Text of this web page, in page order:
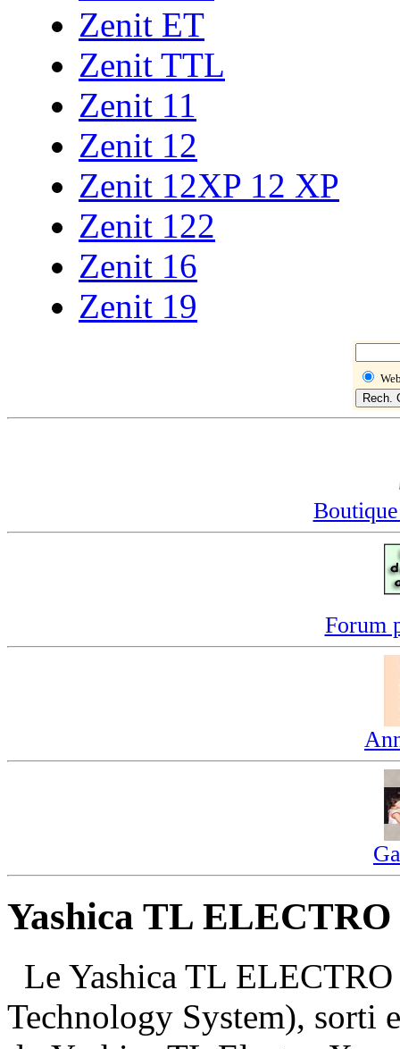
Zenit ET
Zenit TTL
Zenit 11
Zenit 12
Zenit 12XP 12 XP
Zenit 122
Zenit 16
Zenit 19
Forum
Yashica TL
Le Yashica TL
Technology System), sorti